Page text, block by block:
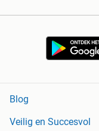
Blog
Veilig en Succesvol